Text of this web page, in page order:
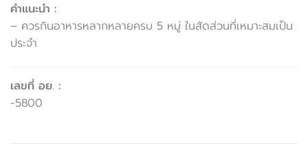
คำแนะนำ :
– ควรกินอาหารหลากหลายครบ 5 หมู่ ในสัดส่วนที่เหมาะสมเป็น
ประจำ
เลขที่ อย. :
-5800